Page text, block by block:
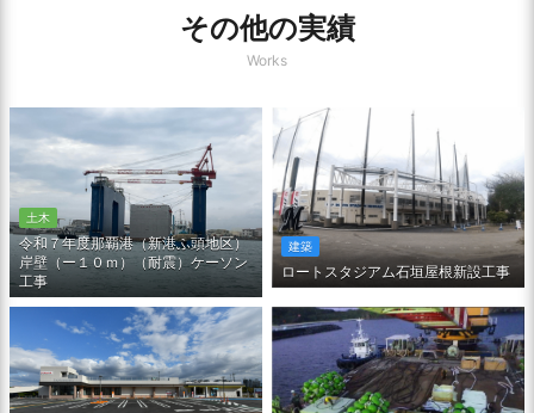
その他の実績
Works
土木
令和７年度那覇港（新港ふ頭地区）
岸壁（ー１０ｍ）（耐震）ケーソン
工事
建築
ロートスタジアム石垣屋根新設工事